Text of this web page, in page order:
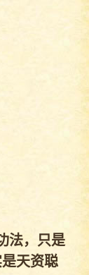
法，只是
天资聪